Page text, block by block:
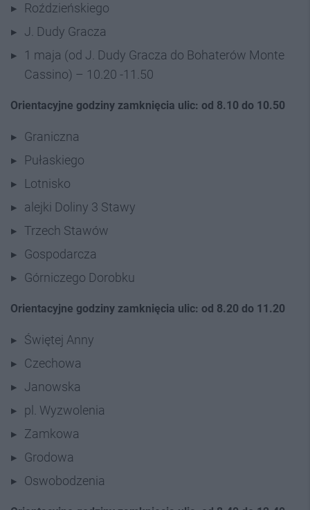
Roździeńskiego
J. Dudy Gracza
1 maja (od J. Dudy Gracza do Bohaterów Monte
Cassino) – 10.20 -11.50
Orientacyjne godziny zamknięcia ulic: od 8.10 do 10.50
Graniczna
Pułaskiego
Lotnisko
alejki Doliny 3 Stawy
Trzech Stawów
Gospodarcza
Górniczego Dorobku
Orientacyjne godziny zamknięcia ulic: od 8.20 do 11.20
Świętej Anny
Czechowa
Janowska
pl. Wyzwolenia
Zamkowa
Grodowa
Oswobodzenia